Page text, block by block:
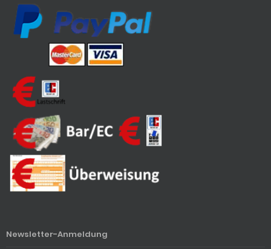
Newsletter-Anmeldung